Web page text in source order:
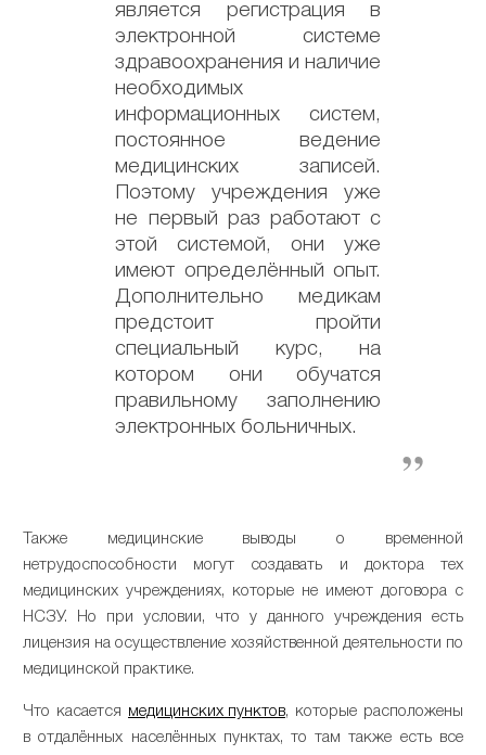
является регистрация в
электронной системе
здравоохранения и наличие
необходимых
информационных систем,
постоянное ведение
медицинских записей.
Поэтому учреждения уже
не первый раз работают с
этой системой, они уже
имеют определённый опыт.
Дополнительно медикам
предстоит пройти
специальный курс, на
котором они обучатся
правильному заполнению
электронных больничных.
Также медицинские выводы о временной
нетрудоспособности могут создавать и доктора тех
медицинских учреждениях, которые не имеют договора с
НСЗУ. Но при условии, что у данного учреждения есть
лицензия на осуществление хозяйственной деятельности по
медицинской практике.
Что касается медицинских пунктов, которые расположены
в отдалённых населённых пунктах, то там также есть все